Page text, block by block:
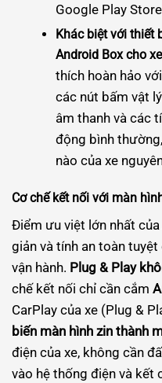
Google Play
Khác biệt với thiết
Android Box cho
thích hoàn hảo
các nút bấm vật
âm thanh và các
động bình
nào của xe
Cơ chế kết nối với màn
Điểm ưu việt lớn nhất của
giản và tính an toàn
vận hành. Plug & Play
chế kết nối chỉ cần cắm
CarPlay của xe (Plug &
biến màn hình zin thành
điện của xe, không cần
vào hệ thống điện và kết